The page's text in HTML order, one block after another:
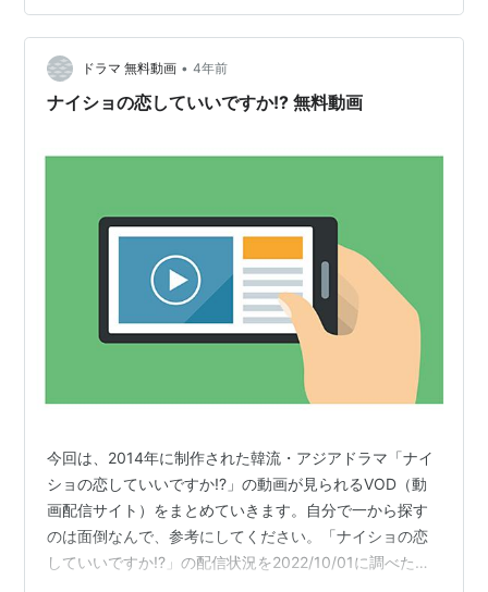
ン俳優さんたちが、いっぱい出て いるのも魅力～！主演
のソ・イングクだけでなく、…
ドラマ 無料動画 • 4年前
ナイショの恋していいですか!? 無料動画
今回は、2014年に制作された韓流・アジアドラマ「ナイ
ショの恋していいですか!?」の動画が見られるVOD（動
画配信サイト）をまとめていきます。自分で一から探す
のは面倒なんで、参考にしてください。「ナイショの恋
していいですか!?」の配信状況を2022/10/01に調べたと